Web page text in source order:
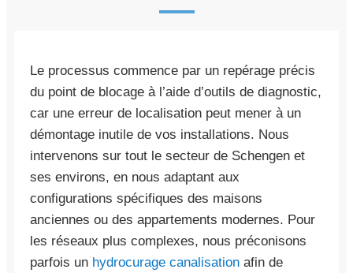
Le processus commence par un repérage précis
du point de blocage à l’aide d’outils de diagnostic,
car une erreur de localisation peut mener à un
démontage inutile de vos installations. Nous
intervenons sur tout le secteur de Schengen et
ses environs, en nous adaptant aux
configurations spécifiques des maisons
anciennes ou des appartements modernes. Pour
les réseaux plus complexes, nous préconisons
parfois un hydrocurage canalisation afin de